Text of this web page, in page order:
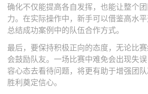
确化不仅能提高各自发挥，也能让整个
力。在实际操作中，新手可以借鉴高水平
总结成功案例中的队伍合作方式。
最后，要保持积极正向的态度，无论比
会鼓励队友。一场比赛中难免会出现失
容心态去看待问题，将更有助于增强团
胜利奠定信心。